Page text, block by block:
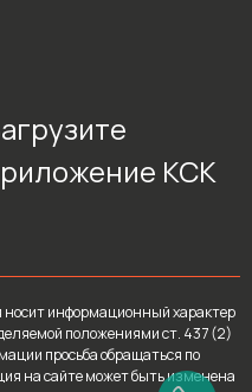
КСК
информационный характер
положениями ст. 437 (2)
просьба обращаться по
на сайте может быть изменена